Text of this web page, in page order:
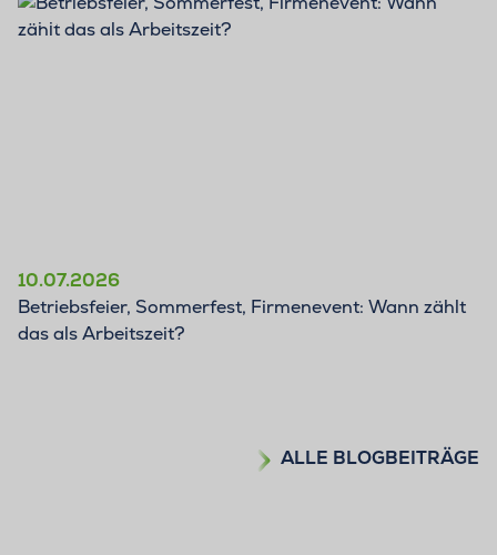
BLOG
10.07.2026
Betriebsfeier, Sommerfest, Firmenevent: Wann zählt
das als Arbeitszeit?
ALLE BLOGBEITRÄGE